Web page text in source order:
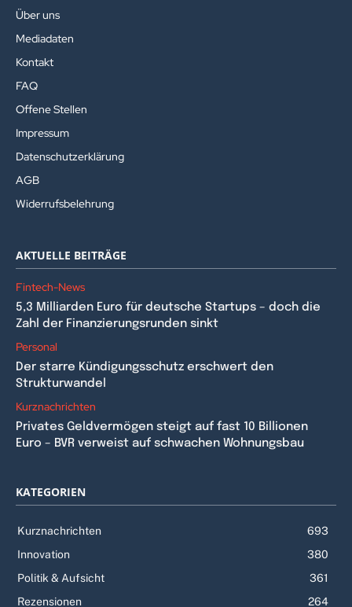
Über uns
Mediadaten
Kontakt
FAQ
Offene Stellen
Impressum
Datenschutzerklärung
AGB
Widerrufsbelehrung
AKTUELLE BEITRÄGE
Fintech-News
5,3 Milliarden Euro für deutsche Startups – doch die
Zahl der Finanzierungsrunden sinkt
Personal
Der starre Kündigungsschutz erschwert den
Strukturwandel
Kurznachrichten
Privates Geldvermögen steigt auf fast 10 Billionen
Euro – BVR verweist auf schwachen Wohnungsbau
KATEGORIEN
Kurznachrichten
693
Innovation
380
Politik & Aufsicht
361
Rezensionen
264